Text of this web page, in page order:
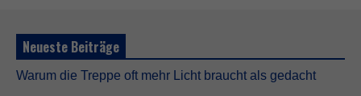
Neueste Beiträge
Warum die Treppe oft mehr Licht braucht als gedacht